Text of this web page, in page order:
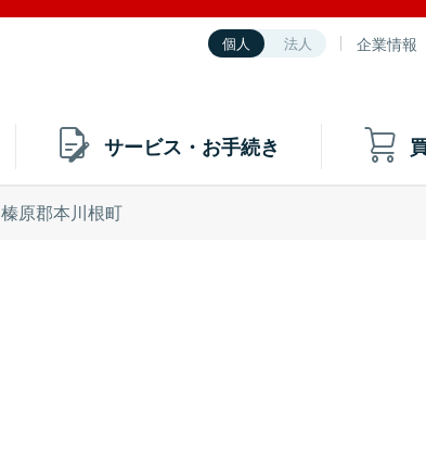
個人 法人 企業情報
サービス・お手続き
榛原郡本川根町